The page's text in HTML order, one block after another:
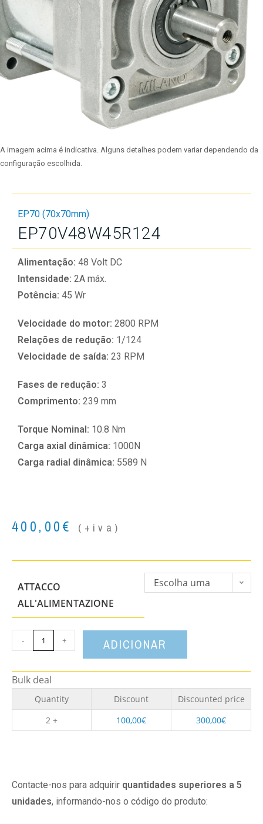
A imagem acima é indicativa. Alguns detalhes podem variar dependendo da
configuração escolhida.
EP70 (70x70mm)
EP70V48W45R124
Alimentação: 48 Volt DC
Intensidade: 2A máx.
Potência: 45 Wr
Velocidade do motor: 2800 RPM
Relações de redução: 1/124
Velocidade de saída: 23 RPM
Fases de redução: 3
Comprimento: 239 mm
Torque Nominal: 10.8 Nm
Carga axial dinâmica: 1000N
Carga radial dinâmica: 5589 N
400,00€ (+iva)
ATTACCO
ALL'ALIMENTAZIONE
Escolha uma
- + ADICIONAR
Bulk deal
Quantity Discount
Discounted price
2 +
100,00€ 300,00€
Contacte-nos para adquirir quantidades superiores a 5
unidades, informando-nos o código do produto: